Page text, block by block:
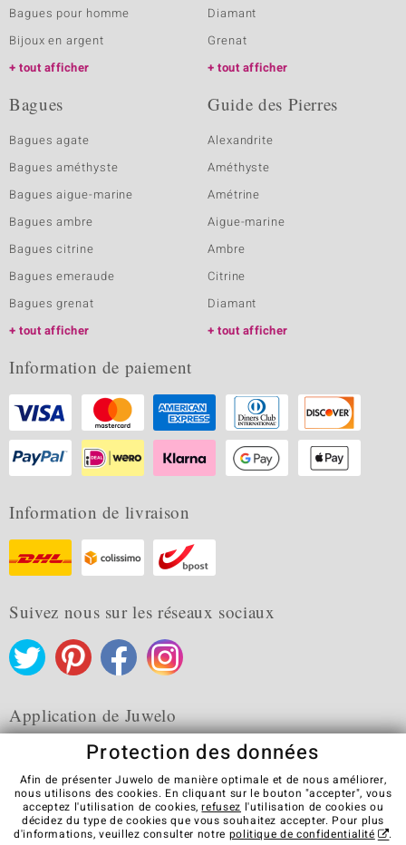
Bagues pour homme
Bijoux en argent
tout afficher
Diamant
Grenat
tout afficher
Bagues
Bagues agate
Bagues améthyste
Bagues aigue-marine
Bagues ambre
Bagues citrine
Bagues emeraude
Bagues grenat
tout afficher
Guide des Pierres
Alexandrite
Améthyste
Amétrine
Aigue-marine
Ambre
Citrine
Diamant
tout afficher
Information de paiement
Information de livraison
Suivez nous sur les réseaux sociaux
Application de Juwelo
CGV Protection des données
Cookies
Mentions légales
Contact Révocation du contrat
Protection des données
Afin de présenter Juwelo de manière optimale et de nous améliorer,
nous utilisons des cookies. En cliquant sur le bouton "accepter", vous
acceptez l'utilisation de cookies,refusez l'utilisation de cookies ou
décidez du type de cookies que vous souhaitez accepter. Pour plus
d'informations, veuillez consulter notre politique de confidentialité .